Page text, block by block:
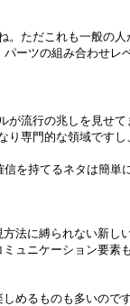
。ただこれも一般の
ーツの組み合わせレ
が流行の兆しを見せ
り専門的な領域です
を持てるネタは簡単
方法に縛られない新し
ュニケーション要素
めるものも多いので